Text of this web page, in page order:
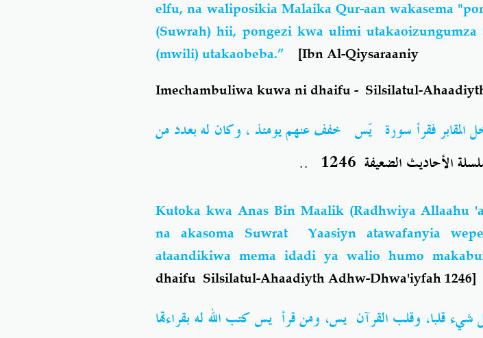
elfu, na waliposikia Malaika Qur-aan wakasema
(Suwrah) hii, pongezi kwa ulimi
(mwili) utakaobeba.” [Ibn Al-Qiysaraaniy
Imechambuliwa kuwa ni dhaifu - Silsilatul-
فقرأ سورة يّس خفف عنهم يومئذ ، وكان له بعدد من
الأحاديث الضعيفة 1246 ..
Kutoka kwa Anas Bin Maalik (Radhwiya Allaahu
na akasoma Suwrat Yaasiyn atawafanyia
ataandikiwa mema idadi ya walio humo
dhaifu Silsilatul-Ahaadiyth Adhw-Dhwa'iyfah 1246]
شيء قلبا، وقلب القرآن يس، ومن قرأ يس كتب الله له بقراءتها